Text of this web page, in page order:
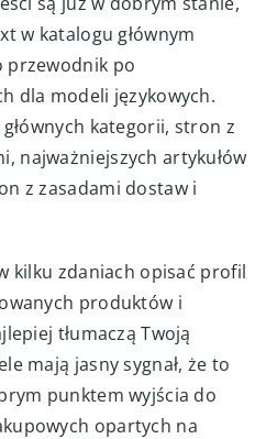
w katalogu głównym
przewodnik po
dla modeli językowych.
kategorii, stron z
najważniejszych artykułów
z zasadami dostaw i
kilku zdaniach opisać profil
produktów i
tłumaczą Twoją
mają jasny sygnał, że to
punktem wyjścia do
opartych na